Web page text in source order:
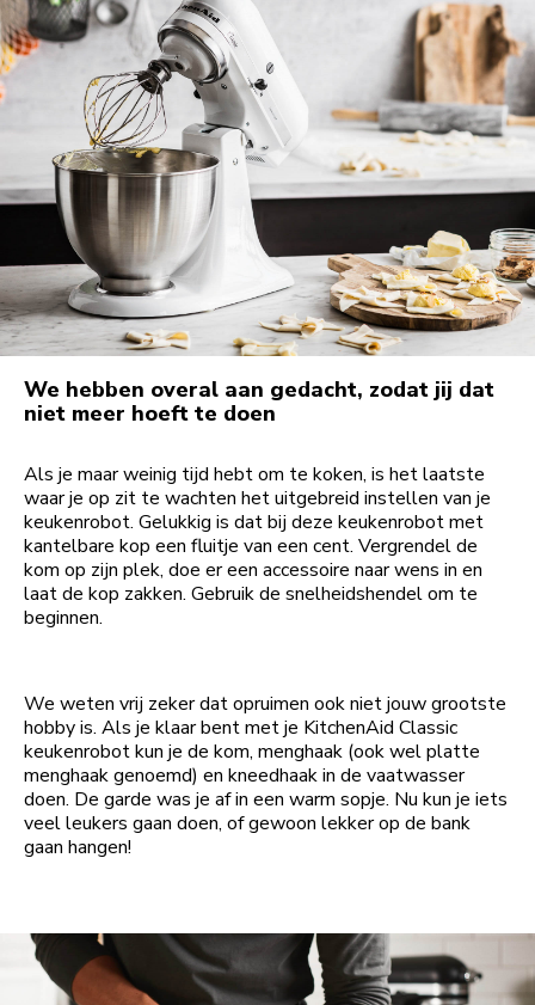
We hebben overal aan gedacht, zodat jij dat
niet meer hoeft te doen
Als je maar weinig tijd hebt om te koken, is het laatste
waar je op zit te wachten het uitgebreid instellen van je
keukenrobot. Gelukkig is dat bij deze keukenrobot met
kantelbare kop een fluitje van een cent. Vergrendel de
kom op zijn plek, doe er een accessoire naar wens in en
laat de kop zakken. Gebruik de snelheidshendel om te
beginnen.
We weten vrij zeker dat opruimen ook niet jouw grootste
hobby is. Als je klaar bent met je KitchenAid Classic
keukenrobot kun je de kom, menghaak (ook wel platte
menghaak genoemd) en kneedhaak in de vaatwasser
doen. De garde was je af in een warm sopje. Nu kun je iets
veel leukers gaan doen, of gewoon lekker op de bank
gaan hangen!